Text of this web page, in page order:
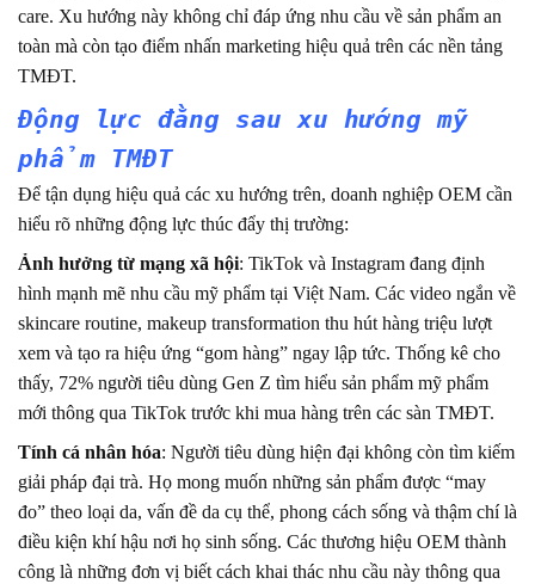
care. Xu hướng này không chỉ đáp ứng nhu cầu về sản phẩm an
toàn mà còn tạo điểm nhấn marketing hiệu quả trên các nền tảng
TMĐT.
Động lực đằng sau xu hướng mỹ
phẩm TMĐT
Để tận dụng hiệu quả các xu hướng trên, doanh nghiệp OEM cần
hiểu rõ những động lực thúc đẩy thị trường:
Ảnh hưởng từ mạng xã hội: TikTok và Instagram đang định
hình mạnh mẽ nhu cầu mỹ phẩm tại Việt Nam. Các video ngắn về
skincare routine, makeup transformation thu hút hàng triệu lượt
xem và tạo ra hiệu ứng “gom hàng” ngay lập tức. Thống kê cho
thấy, 72% người tiêu dùng Gen Z tìm hiểu sản phẩm mỹ phẩm
mới thông qua TikTok trước khi mua hàng trên các sàn TMĐT.
Tính cá nhân hóa: Người tiêu dùng hiện đại không còn tìm kiếm
giải pháp đại trà. Họ mong muốn những sản phẩm được “may
đo” theo loại da, vấn đề da cụ thể, phong cách sống và thậm chí là
điều kiện khí hậu nơi họ sinh sống. Các thương hiệu OEM thành
công là những đơn vị biết cách khai thác nhu cầu này thông qua